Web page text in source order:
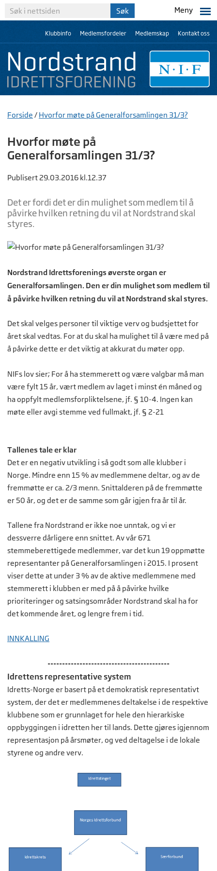
Meny
Klubbinfo Medlemsfordeler Medlemskap Kontakt oss
Forside / Hvorfor møte på Generalforsamlingen 31/3?
Hvorfor møte på
Generalforsamlingen 31/3?
Publisert 29.03.2016 kl.12.37
Det er fordi det er din mulighet som medlem til å
påvirke hvilken retning du vil at Nordstrand skal
styres.
Nordstrand Idrettsforenings øverste organ er
Generalforsamlingen. Den er din mulighet som medlem til
å påvirke hvilken retning du vil at Nordstrand skal styres.
Det skal velges personer til viktige verv og budsjettet for
året skal vedtas. For at du skal ha mulighet til å være med på
å påvirke dette er det viktig at akkurat du møter opp.
NIFs lov sier; For å ha stemmerett og være valgbar må man
være fylt 15 år, vært medlem av laget i minst én måned og
ha oppfylt medlemsforpliktelsene, jf. § 10-4. Ingen kan
møte eller avgi stemme ved fullmakt, jf. § 2-21
Tallenes tale er klar
Det er en negativ utvikling i så godt som alle klubber i
Norge. Mindre enn 15 % av medlemmene deltar, og av de
fremmøtte er ca. 2/3 menn. Snittalderen på de fremmøtte
er 50 år, og det er de samme som går igjen fra år til år.
Tallene fra Nordstrand er ikke noe unntak, og vi er
dessverre dårligere enn snittet. Av vår 671
stemmeberettigede medlemmer, var det kun 19 oppmøtte
representanter på Generalforsamlingen i 2015. I prosent
viser dette at under 3 % av de aktive medlemmene med
stemmerett i klubben er med på å påvirke hvilke
prioriteringer og satsingsområder Nordstrand skal ha for
det kommende året, og lengre frem i tid.
INNKALLING
------------------------------------------
Idrettens representative system
Idretts-Norge er basert på et demokratisk representativt
system, der det er medlemmenes deltakelse i de respektive
klubbene som er grunnlaget for hele den hierarkiske
oppbyggingen i idretten her til lands. Dette gjøres igjennom
representasjon på årsmøter, og ved deltagelse i de lokale
styrene og andre verv.